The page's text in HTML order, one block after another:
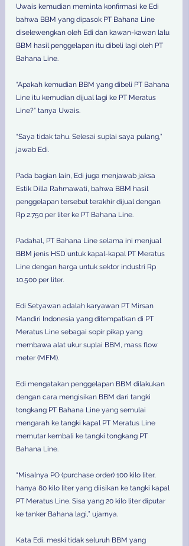
Uwais kemudian meminta konfirmasi ke Edi
bahwa BBM yang dipasok PT Bahana Line
diselewengkan oleh Edi dan kawan-kawan lalu
BBM hasil penggelapan itu dibeli lagi oleh PT
Bahana Line.
“Apakah kemudian BBM yang dibeli PT Bahana
Line itu kemudian dijual lagi ke PT Meratus
Line?” tanya Uwais.
“Saya tidak tahu. Selesai suplai saya pulang,”
jawab Edi.
Pada bagian lain, Edi juga menjawab jaksa
Estik Dilla Rahmawati, bahwa BBM hasil
penggelapan tersebut terakhir dijual dengan
Rp 2.750 per liter ke PT Bahana Line.
Padahal, PT Bahana Line selama ini menjual
BBM jenis HSD untuk kapal-kapal PT Meratus
Line dengan harga untuk sektor industri Rp
10.500 per liter.
Edi Setyawan adalah karyawan PT Mirsan
Mandiri Indonesia yang ditempatkan di PT
Meratus Line sebagai sopir pikap yang
membawa alat ukur suplai BBM, mass flow
meter (MFM).
Edi mengatakan penggelapan BBM dilakukan
dengan cara mengisikan BBM dari tangki
tongkang PT Bahana Line yang semulai
mengarah ke tangki kapal PT Meratus Line
memutar kembali ke tangki tongkang PT
Bahana Line.
“Misalnya PO (purchase order) 100 kilo liter,
hanya 80 kilo liter yang diisikan ke tangki kapal
PT Meratus Line. Sisa yang 20 kilo liter diputar
ke tanker Bahana lagi,” ujarnya.
Kata Edi, meski tidak seluruh BBM yang